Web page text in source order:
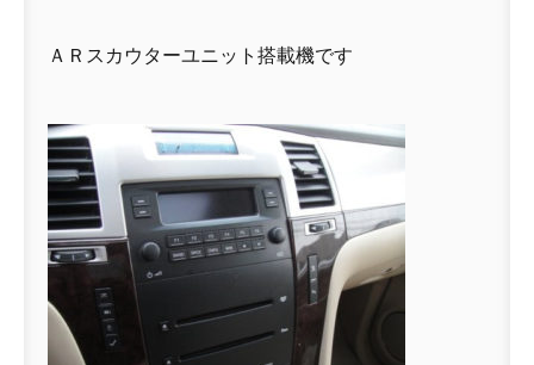
ＡＲスカウターユニット搭載機です